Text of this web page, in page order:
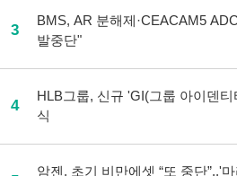
3
BMS, AR 분해제·CEACAM5
발중단"
4
HLB그룹, 신규 'GI(그룹 아이덴티
식
암젠, 초기 비만에셋 “또 중단”..'